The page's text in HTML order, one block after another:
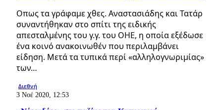
Οπως τα γράφαμε χθες. Αναστασιάδης και Τατάρ
συναντήθηκαν στο σπίτι της ειδικής
απεσταλμένης του γ.γ. του ΟΗΕ, η οποία εξέδωσε
ένα κοινό ανακοινωθέν που περιλαμβάνει
είδηση. Μετά τα τυπικά περί «αλληλογνωριμίας»
των…
Διεθνή
3 Νοέ 2020, 12:53